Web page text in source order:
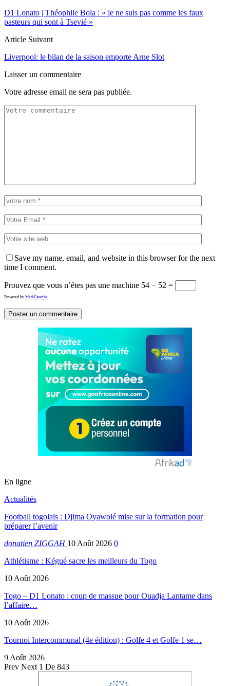
D1 Lonato | Théophile Bola : « je ne suis pas comme les faux
pasteurs qui sont à Tsevié »
Article Suivant
Liverpool: le bilan de la saison emporte Arne Slot
Laisser un commentaire
Votre adresse email ne sera pas publiée.
Save my name, email, and website in this browser for the next
time I comment.
Prouvez que vous n’êtes pas une machine 54 − 52 =
Powered by MathCaptcha
En ligne
Actualités
Football togolais : Djima Oyawolé mise sur la formation pour
préparer l’avenir
donatien ZIGGAH 10 Août 2026 0
Athlétisme : Kégué sacre les meilleurs du Togo
10 Août 2026
Togo – D1 Lonato : coup de massue pour Ouadja Lantame dans
l’affaire…
10 Août 2026
Tournoi Intercommunal (4e édition) : Golfe 4 et Golfe 1 se…
9 Août 2026
Prev Next 1 De 843